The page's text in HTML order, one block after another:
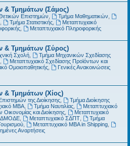
& Τμημάτων (Σάμος)
Επιστημών Τμήμα Μαθηματικών
Τμήμα Στατιστικής,
Μεταπτυχιακό
,
Μεταπτυχιακό Πληροφορικής
& Τμημάτων (Σύρος)
Σχολή,
Τμήμα Μηχανικών Σχεδίασης
Μεταπτυχιακό Σχεδίασης Προϊόντων και
Ομοιοπαθητικής,
Γενικές Ανακοινώσεις
& Τμημάτων (Χίος)
της Διοίκησης,
Τμήμα Διοίκησης
MBA, Τμήμα Ναυτιλίας,
Μεταπτυχιακό
και Διοίκησης,
Μεταπτυχιακό
, Μεταπτυχιακό ΣΔΠΤ,
Τμήμα
Μεταπτυχιακό MBA in Shipping,
Αναρτήσεις